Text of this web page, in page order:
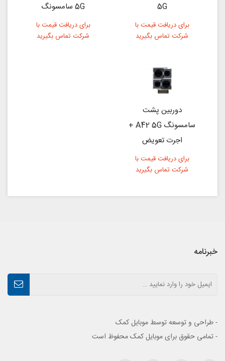
5G
برای دریافت قیمت با
شرکت تماس بگیرید
5G سامسونگ
برای دریافت قیمت با
شرکت تماس بگیرید
دوربین پشت
سامسونگ A42 5G +
اجرت تعویض
برای دریافت قیمت با
شرکت تماس بگیرید
خبرنامه
- طراحی و توسعه توسط موبایل کمک
- تمامی حقوق برای موبایل کمک محفوظ است